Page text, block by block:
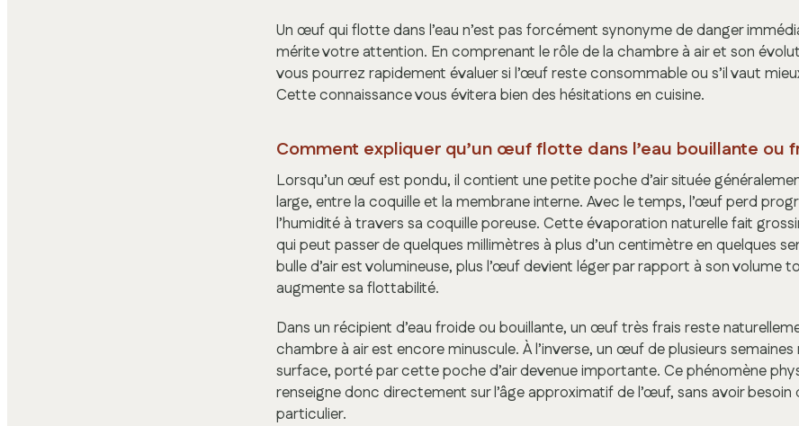
Un œuf qui flotte dans l’eau n’est pas forcément synonyme de danger
mérite votre attention. En comprenant le rôle de la chambre à air et son
vous pourrez rapidement évaluer si l’œuf reste consommable ou s’il vaut
Cette connaissance vous évitera bien des hésitations en cuisine.
Comment expliquer qu’un œuf flotte dans l’eau bouillante ou
Lorsqu’un œuf est pondu, il contient une petite poche d’air située
large, entre la coquille et la membrane interne. Avec le temps, l’œuf perd
l’humidité à travers sa coquille poreuse. Cette évaporation naturelle fait
qui peut passer de quelques millimètres à plus d’un centimètre en quelques
bulle d’air est volumineuse, plus l’œuf devient léger par rapport à son volume
augmente sa flottabilité.
Dans un récipient d’eau froide ou bouillante, un œuf très frais reste
chambre à air est encore minuscule. À l’inverse, un œuf de plusieurs
surface, porté par cette poche d’air devenue importante. Ce phénomène
renseigne donc directement sur l’âge approximatif de l’œuf, sans avoir besoin
particulier.